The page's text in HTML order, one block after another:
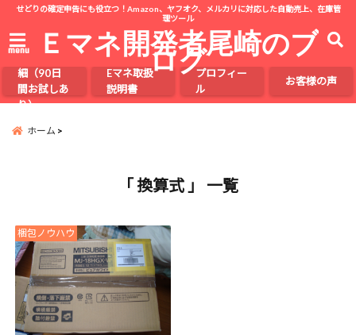
せどりの確定申告にも役立つ！Amazon、ヤフオク、メルカリに対応した自動売上、在庫管
理ツール
menu Ｅマネ開発者尾崎のブ
ログ
Eマネの詳
細（90日
間お試しあ
り）
Eマネ取扱
説明書
プロフィー
ル
お客様の声
ホーム
「 換算式 」 一覧
梱包ノウハウ